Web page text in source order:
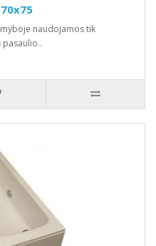
naudojamos tik
pasaulio..